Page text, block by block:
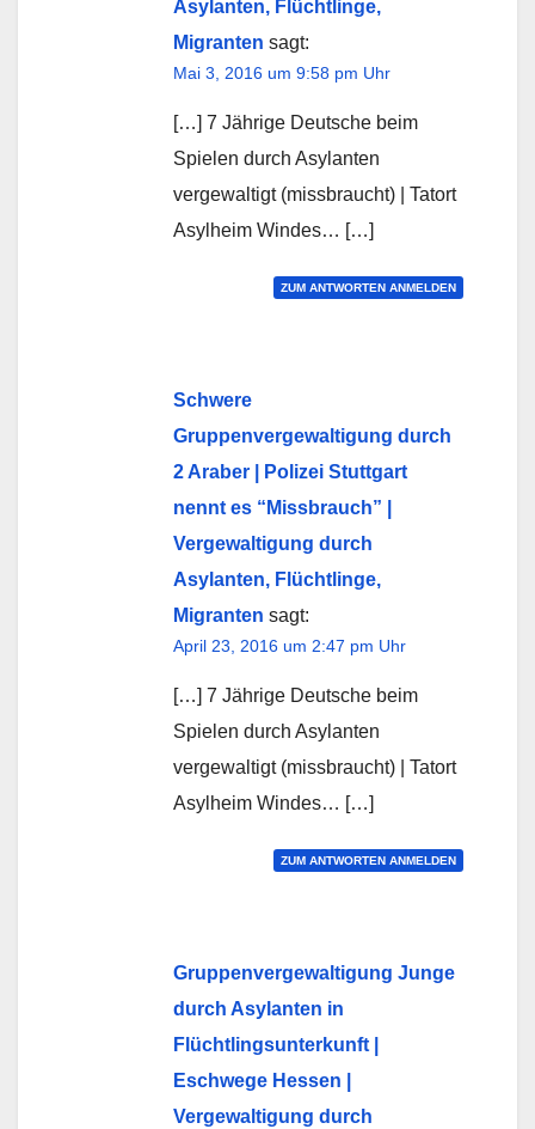
Asylanten, Flüchtlinge,
Migranten sagt:
Mai 3, 2016 um 9:58 pm Uhr
[…] 7 Jährige Deutsche beim
Spielen durch Asylanten
vergewaltigt (missbraucht) | Tatort
Asylheim Windes… […]
ZUM ANTWORTEN ANMELDEN
Schwere
Gruppenvergewaltigung durch
2 Araber | Polizei Stuttgart
nennt es “Missbrauch” |
Vergewaltigung durch
Asylanten, Flüchtlinge,
Migranten sagt:
April 23, 2016 um 2:47 pm Uhr
[…] 7 Jährige Deutsche beim
Spielen durch Asylanten
vergewaltigt (missbraucht) | Tatort
Asylheim Windes… […]
ZUM ANTWORTEN ANMELDEN
Gruppenvergewaltigung Junge
durch Asylanten in
Flüchtlingsunterkunft |
Eschwege Hessen |
Vergewaltigung durch